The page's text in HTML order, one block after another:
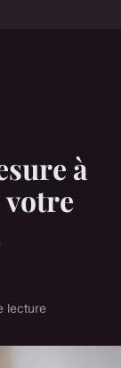
à
votre
lecture